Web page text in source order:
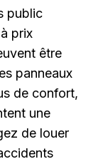
public
prix
être
panneaux
de confort,
une
de louer